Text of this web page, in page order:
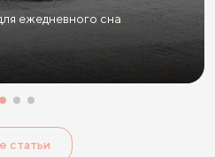
Кровати без изголовья
Кровати светлых цветов
ежедневного сна
статьи